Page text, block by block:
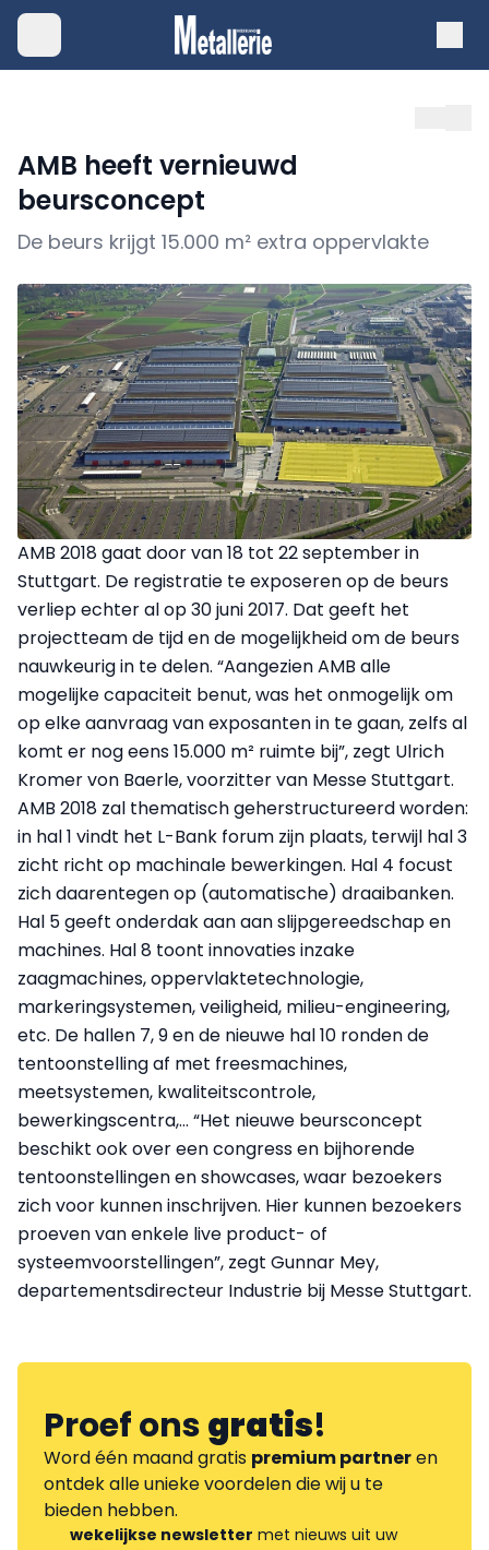
AMB heeft vernieuwd
beursconcept
De beurs krijgt 15.000 m² extra oppervlakte
AMB 2018 gaat door van 18 tot 22 september in
Stuttgart. De registratie te exposeren op de beurs
verliep echter al op 30 juni 2017. Dat geeft het
projectteam de tijd en de mogelijkheid om de beurs
nauwkeurig in te delen. “Aangezien AMB alle
mogelijke capaciteit benut, was het onmogelijk om
op elke aanvraag van exposanten in te gaan, zelfs al
komt er nog eens 15.000 m² ruimte bij”, zegt Ulrich
Kromer von Baerle, voorzitter van Messe Stuttgart.
AMB 2018 zal thematisch geherstructureerd worden:
in hal 1 vindt het L-Bank forum zijn plaats, terwijl hal 3
zicht richt op machinale bewerkingen. Hal 4 focust
zich daarentegen op (automatische) draaibanken.
Hal 5 geeft onderdak aan aan slijpgereedschap en
machines. Hal 8 toont innovaties inzake
zaagmachines, oppervlaktetechnologie,
markeringsystemen, veiligheid, milieu-engineering,
etc. De hallen 7, 9 en de nieuwe hal 10 ronden de
tentoonstelling af met freesmachines,
meetsystemen, kwaliteitscontrole,
bewerkingscentra,… “Het nieuwe beursconcept
beschikt ook over een congress en bijhorende
tentoonstellingen en showcases, waar bezoekers
zich voor kunnen inschrijven. Hier kunnen bezoekers
proeven van enkele live product- of
systeemvoorstellingen”, zegt Gunnar Mey,
departementsdirecteur Industrie bij Messe Stuttgart.
Proef onsgratis!
Word één maand gratis premium partneren
ontdek alle unieke voordelen die wij u te
bieden hebben.
wekelijkse newsletter met nieuws uit uw